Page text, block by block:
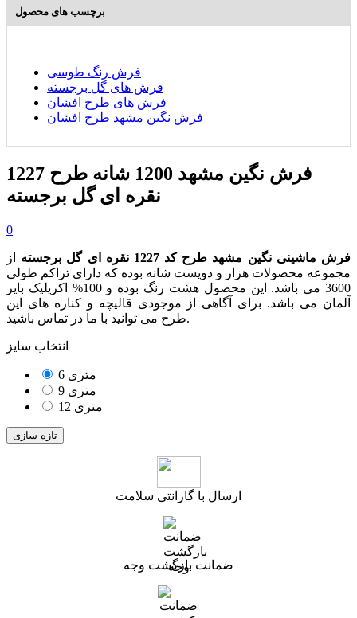
برچسب های محصول
فرش رنگ طوسی
فرش های گل برجسته
فرش های طرح افشان
فرش نگین مشهد طرح افشان
فرش نگین مشهد 1200 شانه طرح 1227
نقره ای گل برجسته
0
فرش ماشینی نگین مشهد طرح کد 1227 نقره ای گل برجسته
از
مجموعه محصولات هزار و دویست شانه بوده که دارای تراکم طولی
3600 می باشد. این محصول هشت رنگ بوده و 100% اکریلیک بایر
آلمان می باشد. برای آگاهی از موجودی قالیچه و کناره های این
طرح می توانید با ما در تماس باشید.
انتخاب سایز
6 متری
9 متری
12 متری
ارسال با گارانتی سلامت
ضمانت بازگشت وجه